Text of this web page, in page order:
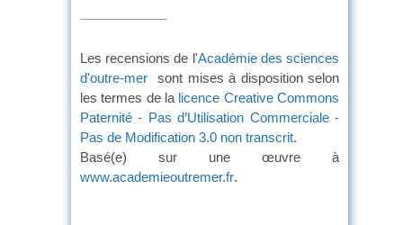
Les recensions de l'Académie des sciences
d'outre-mer sont mises à disposition selon
les termes de la licence Creative Commons
Paternité - Pas d’Utilisation Commerciale -
Pas de Modification 3.0 non transcrit.
Basé(e) sur une œuvre à
www.academieoutremer.fr.